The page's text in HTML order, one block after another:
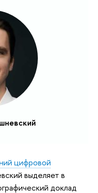
цифровой
выделяет в
доклад